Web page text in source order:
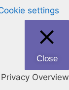
settings
Close
Privacy Overview